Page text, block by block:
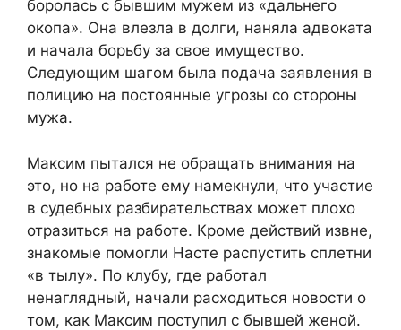
боролась с бывшим мужем из «дальнего
окопа». Она влезла в долги, наняла адвоката
и начала борьбу за свое имущество.
Следующим шагом была подача заявления в
полицию на постоянные угрозы со стороны
мужа.
Максим пытался не обращать внимания на
это, но на работе ему намекнули, что участие
в судебных разбирательствах может плохо
отразиться на работе. Кроме действий извне,
знакомые помогли Насте распустить сплетни
«в тылу». По клубу, где работал
ненаглядный, начали расходиться новости о
том, как Максим поступил с бывшей женой.